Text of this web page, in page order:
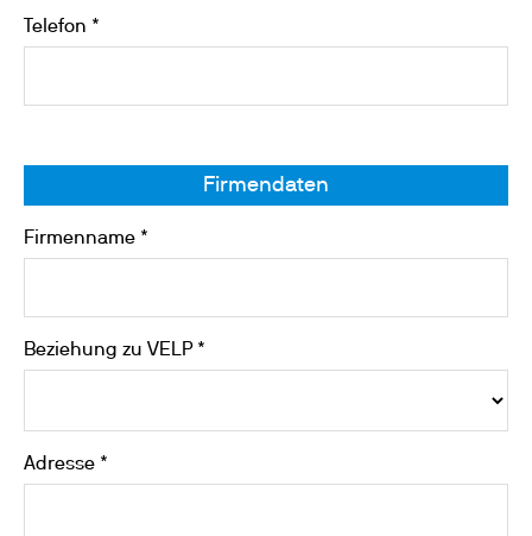
Telefon *
Firmendaten
Firmenname *
Beziehung zu VELP *
Adresse *